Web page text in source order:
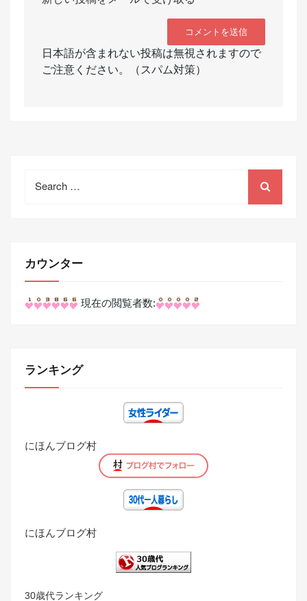
日本語が含まれない投稿は無視されますので
ご注意ください。（スパム対策）
for:
カウンター
現在の閲覧者数:
ランキング
にほんブログ村
にほんブログ村
30歳代ランキング